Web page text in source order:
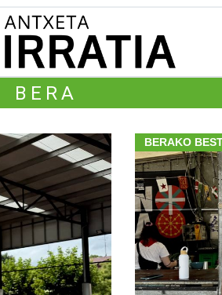
BERA
BERAKO